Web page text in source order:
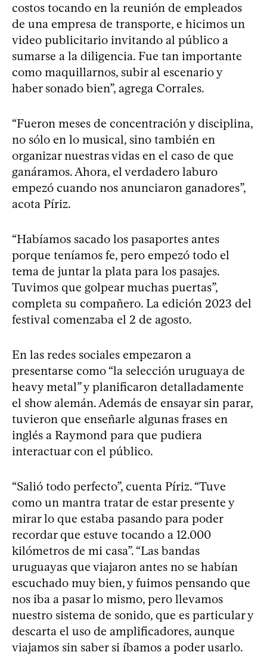
costos tocando en la reunión de empleados
de una empresa de transporte, e hicimos un
video publicitario invitando al público a
sumarse a la diligencia. Fue tan importante
como maquillarnos, subir al escenario y
haber sonado bien”, agrega Corrales.
“Fueron meses de concentración y disciplina,
no sólo en lo musical, sino también en
organizar nuestras vidas en el caso de que
ganáramos. Ahora, el verdadero laburo
empezó cuando nos anunciaron ganadores”,
acota Píriz.
“Habíamos sacado los pasaportes antes
porque teníamos fe, pero empezó todo el
tema de juntar la plata para los pasajes.
Tuvimos que golpear muchas puertas”,
completa su compañero. La edición 2023 del
festival comenzaba el 2 de agosto.
En las redes sociales empezaron a
presentarse como “la selección uruguaya de
heavy metal” y planificaron detalladamente
el show alemán. Además de ensayar sin parar,
tuvieron que enseñarle algunas frases en
inglés a Raymond para que pudiera
interactuar con el público.
“Salió todo perfecto”, cuenta Píriz. “Tuve
como un mantra tratar de estar presente y
mirar lo que estaba pasando para poder
recordar que estuve tocando a 12.000
kilómetros de mi casa”. “Las bandas
uruguayas que viajaron antes no se habían
escuchado muy bien, y fuimos pensando que
nos iba a pasar lo mismo, pero llevamos
nuestro sistema de sonido, que es particular y
descarta el uso de amplificadores, aunque
viajamos sin saber si íbamos a poder usarlo.